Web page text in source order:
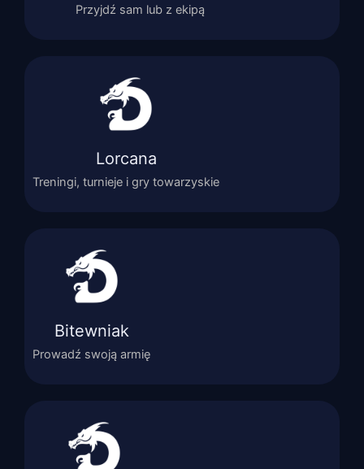
Przyjdź sam lub z ekipą
Lorcana
Treningi, turnieje i gry towarzyskie
Bitewniak
Prowadź swoją armię